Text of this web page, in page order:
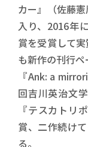
カー』（佐藤
入り、2016年
賞を受賞して
も新作の刊行
『Ank: a
回吉川英治文
『テスカトリ
賞、二作続け
る。